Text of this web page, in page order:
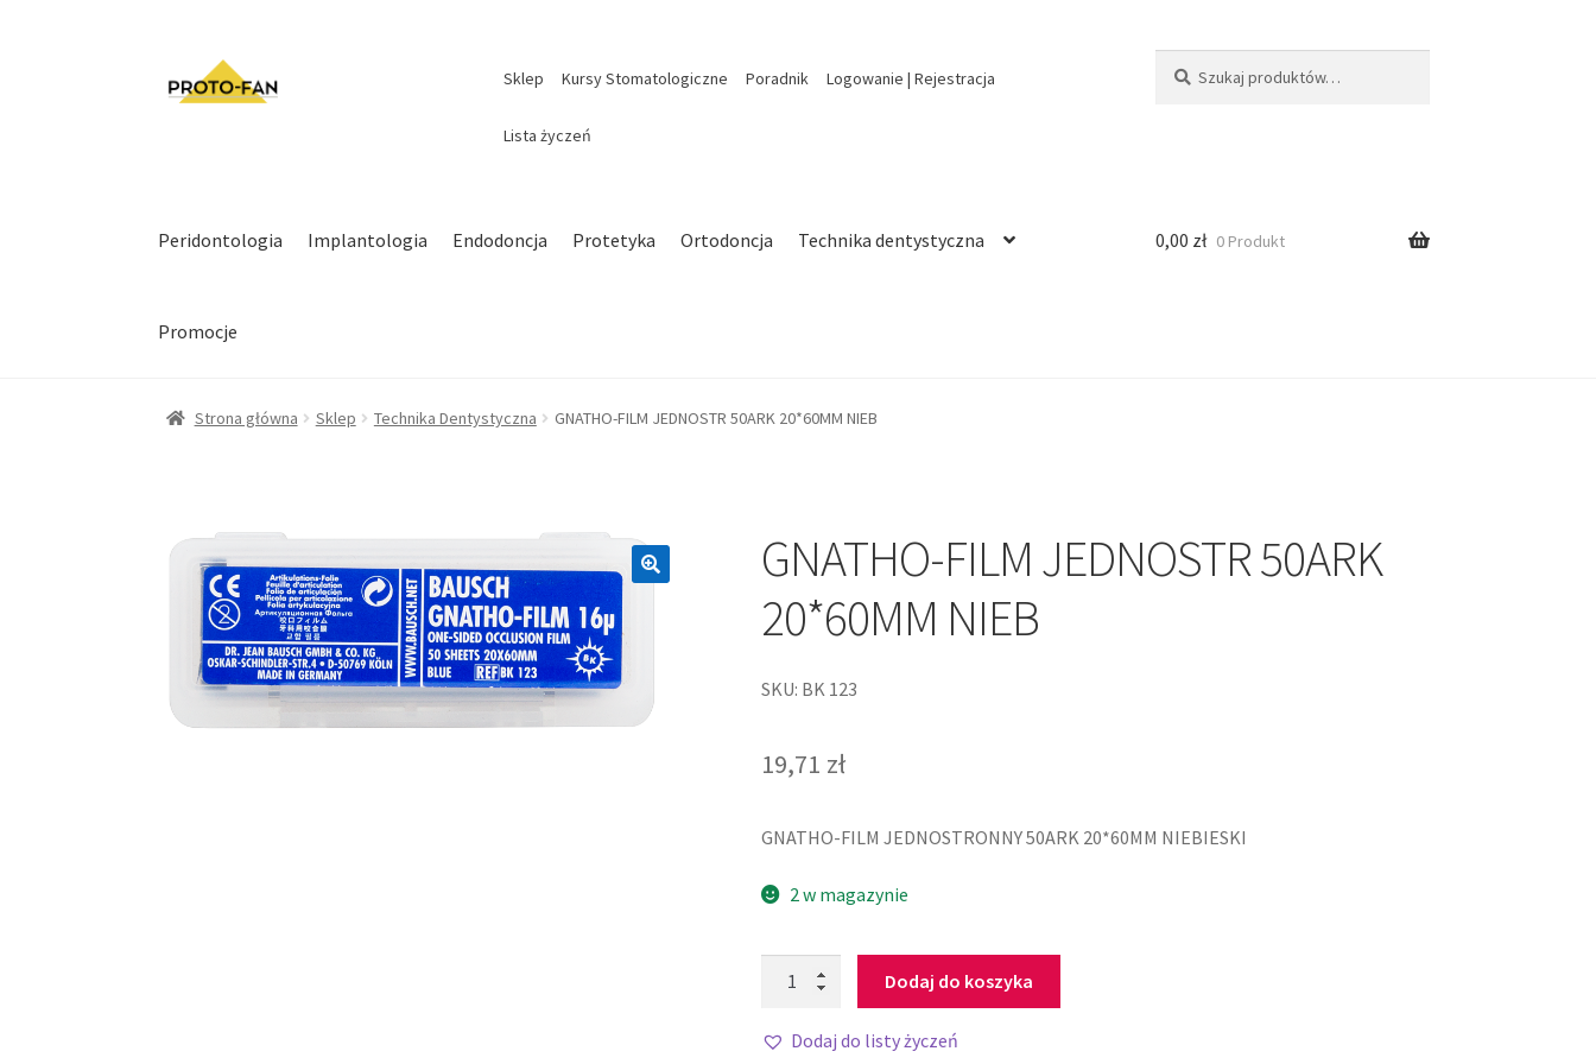
Sklep Kursy Stomatologiczne Poradnik Logowanie | Rejestracja
Lista życzeń
Peridontologia Implantologia Endodoncja Protetyka Ortodoncja Technika dentystyczna
Promocje
0,00 zł 0 Produkt
Strona główna Sklep Technika Dentystyczna GNATHO-FILM JEDNOSTR 50ARK 20*60MM NIEB
GNATHO-FILM JEDNOSTR 50ARK
20*60MM NIEB
SKU: BK 123
19,71 zł
GNATHO-FILM JEDNOSTRONNY 50ARK 20*60MM NIEBIESKI
2 w magazynie
Dodaj do koszyka
Dodaj do listy życzeń